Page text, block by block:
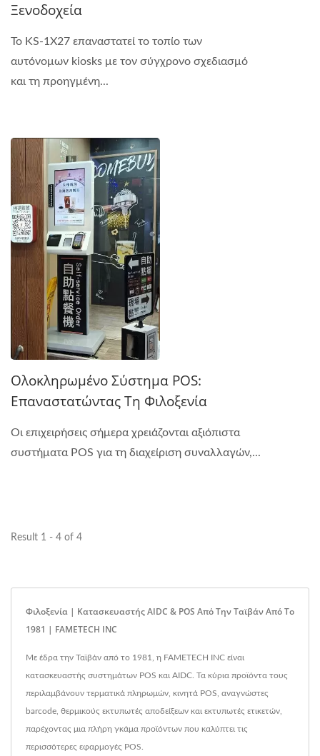
Ξενοδοχεία
Το KS-1X27 επαναστατεί το τοπίο των
αυτόνομων kiosks με τον σύγχρονο σχεδιασμό
και τη προηγμένη...
Ολοκληρωμένο Σύστημα POS:
Επαναστατώντας Τη Φιλοξενία
Οι επιχειρήσεις σήμερα χρειάζονται αξιόπιστα
συστήματα POS για τη διαχείριση συναλλαγών,...
Result 1 - 4 of 4
Φιλοξενία | Κατασκευαστής AIDC & POS Από Την Ταϊβάν Από Το
1981 | FAMETECH INC
Με έδρα την Ταϊβάν από το 1981, η FAMETECH INC είναι
κατασκευαστής συστημάτων POS και AIDC. Τα κύρια προϊόντα τους
περιλαμβάνουν τερματικά πληρωμών, κινητά POS, αναγνώστες
barcode, θερμικούς εκτυπωτές αποδείξεων και εκτυπωτές ετικετών,
παρέχοντας μια πλήρη γκάμα προϊόντων που καλύπτει τις
περισσότερες εφαρμογές POS.